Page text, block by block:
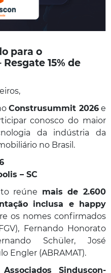
para o
15% de
Construsummit 2026e
conosco do maior
da indústria da
no Brasil.
– SC
reúne mais de 2.600
inclusa e happy
os nomes confirmados
Fernando Honorato
Schüler, José
Engler (ABRAMAT).
Sinduscon-